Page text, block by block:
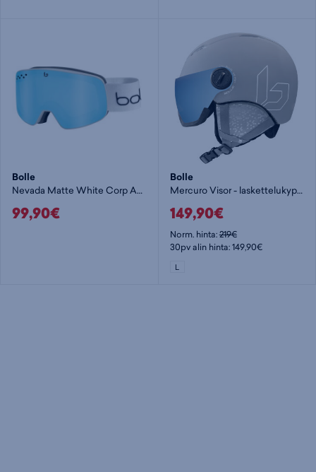
Bolle
Nevada Matte White Corp Azure - laskettelulasit
99,90€
Bolle
Mercuro Visor - laskettelukypärä
149,90€
Norm. hinta:219€
30pv alin hinta: 149,90€
L